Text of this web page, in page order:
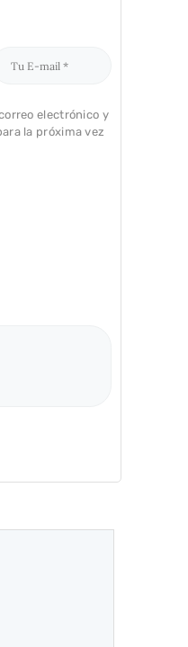
electrónico y
la próxima vez